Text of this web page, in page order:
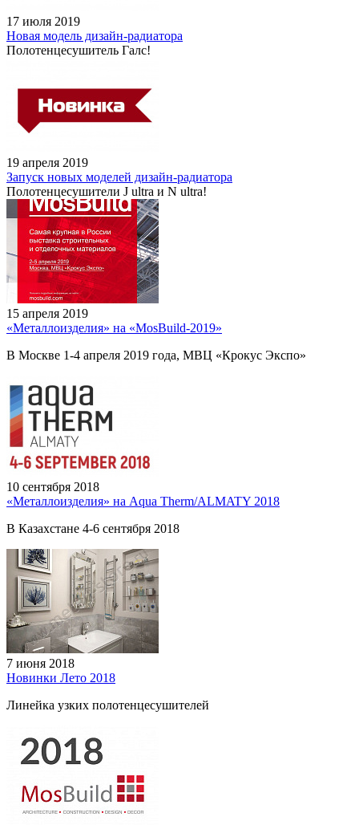
17 июля 2019
Новая модель дизайн-радиатора
Полотенцесушитель Галс!
19 апреля 2019
Запуск новых моделей дизайн-радиатора
Полотенцесушители J ultra и N ultra!
15 апреля 2019
«Металлоизделия» на «MosBuild-2019»
В Москве 1-4 апреля 2019 года, МВЦ «Крокус Экспо»
10 сентября 2018
«Металлоизделия» на Aqua Therm/ALMATY 2018
В Казахстане 4-6 сентября 2018
7 июня 2018
Новинки Лето 2018
Линейка узких полотенцесушителей